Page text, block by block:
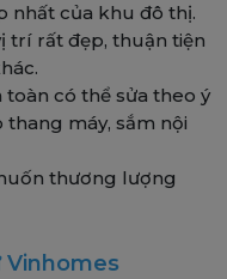
nhất của khu đô thị.
trí rất đẹp, thuận tiện
có thể sửa theo ý
máy, sắm nội
thương lượng
Vinhomes